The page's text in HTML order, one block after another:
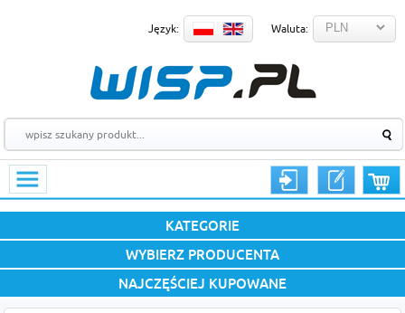
Język: Waluta:
KATEGORIE
WYBIERZ PRODUCENTA
NAJCZĘŚCIEJ KUPOWANE